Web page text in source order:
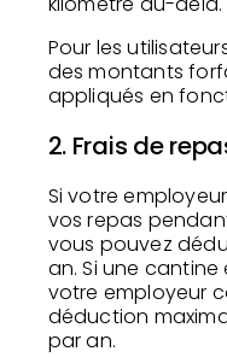
Pour les
des montants
appliqués en
2. Frais de
Si votre
vos repas
vous pouvez
an. Si une
votre employeur
déduction
par an.